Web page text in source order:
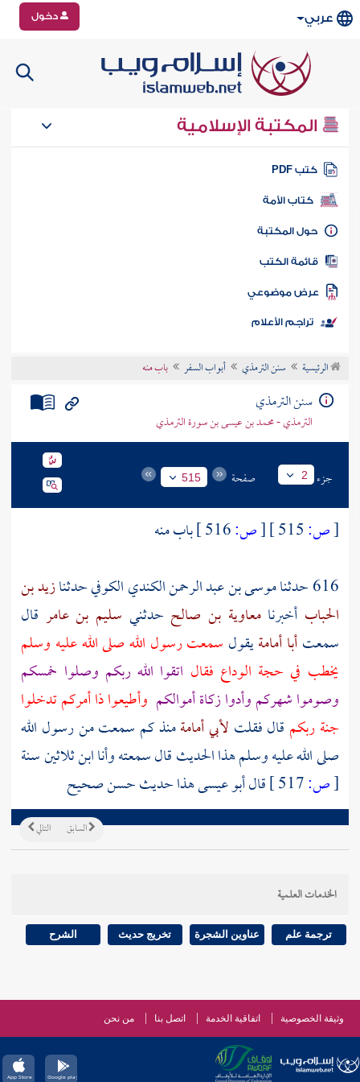
عربي دخول
المكتبة الإسلامية
كتب PDF
كتاب الأمة
المكتبة
الكتب
موضوعي
تراجم الأعلام
الرئيسية سنن الترمذي أبواب السفر باب منه
سنن الترمذي
الترمذي - محمد بن عيسى بن سورة الترمذي
جزء 2 صفحة 515
[ص: [ص:
باب منه
616 حدثنا
موسى بن عبد الرحمن الكندي الكوفيحدثنازيد بن
الحباب أخبرنامعاوية بن صالح حدثني سليم بن عامر قال
سمعتأبا أمامةيقول سمعت رسول الله صلى الله عليه وسلم
يخطب في حجة الوداع فقال اتقوا الله ربكم وصلوا خمسكم
وصوموا شهركم وأدوا زكاة أموالكم وأطيعوا ذا أمركم تدخلوا
جنة ربكم قال فقلت لأبي أمامةمنذ كم سمعت من رسول الله
صلى الله عليه وسلم هذا الحديث قال سمعته وأنا ابن ثلاثين سنة
[ص: قال أبو عيسى هذا حديث حسن صحيح
التالي السابق
الخدمات العلمية
ترجمة علم عناوين الشجرة تخريج حديث الشرح
وثيقة الخصوصية اتفاقية الخدمة اتصل بنا من نحن